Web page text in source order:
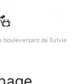
bouleversant de Sylvie